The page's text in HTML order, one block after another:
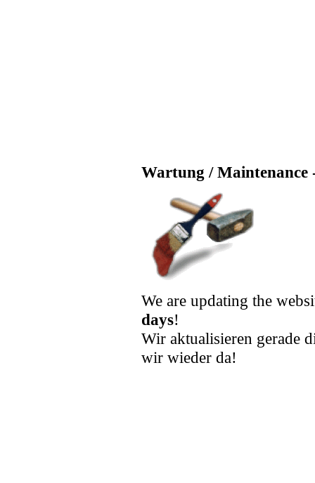
Wartung / Maintenance
We are updating the
days!
Wir aktualisieren gerade
wir wieder da!